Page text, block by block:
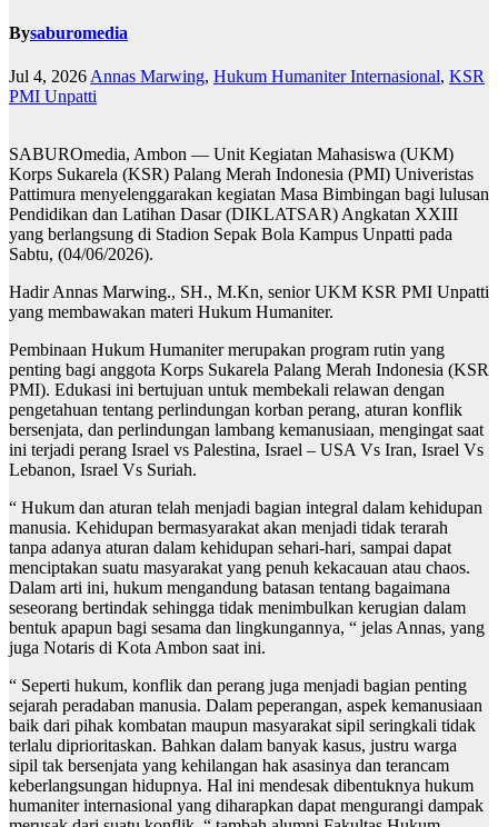
Bysaburomedia
Jul 4, 2026 Annas Marwing, Hukum Humaniter Internasional, KSR
PMI Unpatti
SABUROmedia, Ambon — Unit Kegiatan Mahasiswa (UKM)
Korps Sukarela (KSR) Palang Merah Indonesia (PMI) Univeristas
Pattimura menyelenggarakan kegiatan Masa Bimbingan bagi lulusan
Pendidikan dan Latihan Dasar (DIKLATSAR) Angkatan XXIII
yang berlangsung di Stadion Sepak Bola Kampus Unpatti pada
Sabtu, (04/06/2026).
Hadir Annas Marwing., SH., M.Kn, senior UKM KSR PMI Unpatti
yang membawakan materi Hukum Humaniter.
Pembinaan Hukum Humaniter merupakan program rutin yang
penting bagi anggota Korps Sukarela Palang Merah Indonesia (KSR
PMI). Edukasi ini bertujuan untuk membekali relawan dengan
pengetahuan tentang perlindungan korban perang, aturan konflik
bersenjata, dan perlindungan lambang kemanusiaan, mengingat saat
ini terjadi perang Israel vs Palestina, Israel – USA Vs Iran, Israel Vs
Lebanon, Israel Vs Suriah.
“ Hukum dan aturan telah menjadi bagian integral dalam kehidupan
manusia. Kehidupan bermasyarakat akan menjadi tidak terarah
tanpa adanya aturan dalam kehidupan sehari-hari, sampai dapat
menciptakan suatu masyarakat yang penuh kekacauan atau chaos.
Dalam arti ini, hukum mengandung batasan tentang bagaimana
seseorang bertindak sehingga tidak menimbulkan kerugian dalam
bentuk apapun bagi sesama dan lingkungannya, “ jelas Annas, yang
juga Notaris di Kota Ambon saat ini.
“ Seperti hukum, konflik dan perang juga menjadi bagian penting
sejarah peradaban manusia. Dalam peperangan, aspek kemanusiaan
baik dari pihak kombatan maupun masyarakat sipil seringkali tidak
terlalu diprioritaskan. Bahkan dalam banyak kasus, justru warga
sipil tak bersenjata yang kehilangan hak asasinya dan terancam
keberlangsungan hidupnya. Hal ini mendesak dibentuknya hukum
humaniter internasional yang diharapkan dapat mengurangi dampak